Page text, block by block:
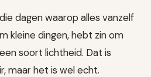
dagen waarop alles vanzelf
kleine dingen, hebt zin om
soort lichtheid. Dat is
maar het is wel echt.